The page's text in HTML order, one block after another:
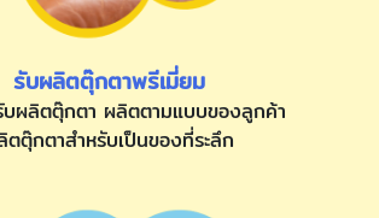
รับผลิตตุ๊กตาพรีเมี่ยม
บผลิตตุ๊กตา ผลิตตามแบบของลูกค้า
ตตุ๊กตาสำหรับเป็นของที่ระลึก